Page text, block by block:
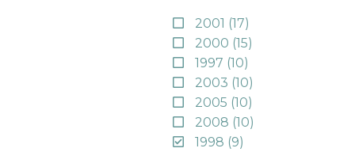
2001 (17)
2000 (15)
1997 (10)
2003 (10)
2005 (10)
2008 (10)
1998 (9)